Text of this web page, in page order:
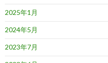
2025年1月
2024年5月
2023年7月